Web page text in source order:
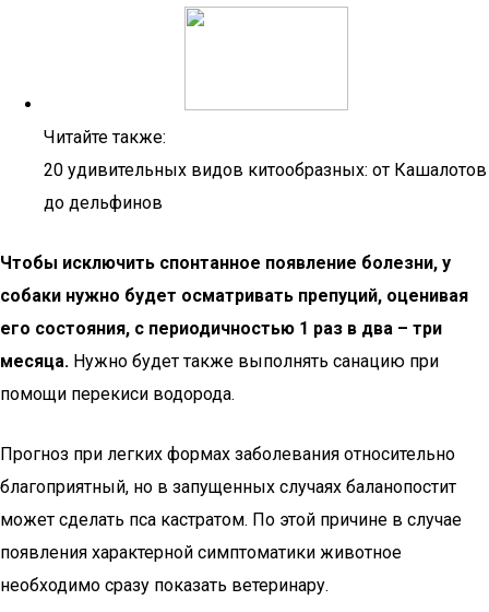
Читайте также:
20 удивительных видов китообразных: от Кашалотов
до дельфинов
Чтобы исключить спонтанное появление болезни, у
собаки нужно будет осматривать препуций, оценивая
его состояния, с периодичностью 1 раз в два – три
месяца. Нужно будет также выполнять санацию при
помощи перекиси водорода.
Прогноз при легких формах заболевания относительно
благоприятный, но в запущенных случаях баланопостит
может сделать пса кастратом. По этой причине в случае
появления характерной симптоматики животное
необходимо сразу показать ветеринару.